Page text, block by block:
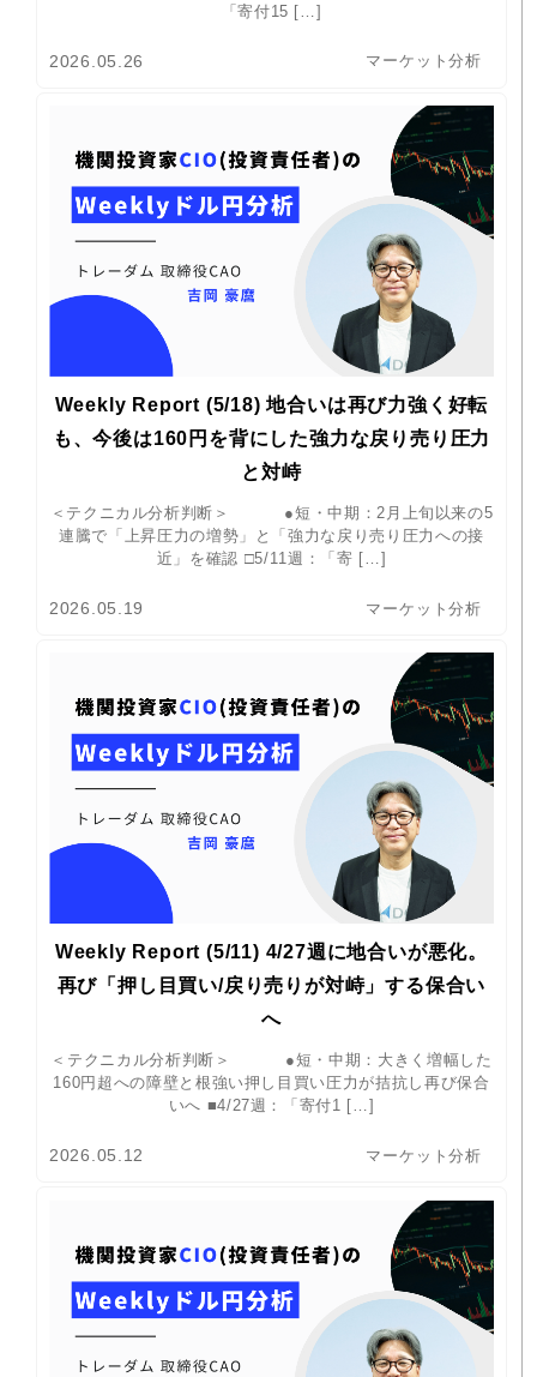
「寄付15 […]
2026.05.26 マーケット分析
Weekly Report (5/18) 地合いは再び力強く好転
も、今後は160円を背にした強力な戻り売り圧力
と対峙
＜テクニカル分析判断＞ ●短・中期：2月上旬以来の5
連騰で「上昇圧力の増勢」と「強力な戻り売り圧力への接
近」を確認 □5/11週：「寄 […]
2026.05.19 マーケット分析
Weekly Report (5/11) 4/27週に地合いが悪化。
再び「押し目買い/戻り売りが対峙」する保合い
へ
＜テクニカル分析判断＞ ●短・中期：大きく増幅した
160円超への障壁と根強い押し目買い圧力が拮抗し再び保合
いへ ■4/27週：「寄付1 […]
2026.05.12 マーケット分析